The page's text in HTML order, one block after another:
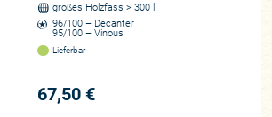
Zeit, als die Region am Boden lag und
Norden mit lukrativen Jobs in der Industrie
In den 1970er Jahren erkannte
sich ganz und gar der Arbeit in
Rosanna, die sich dazu entschied –
großes Holzfass > 300 l
96/100 – Decanter
95/100 – Vinous
Lieferbar
67,50 €